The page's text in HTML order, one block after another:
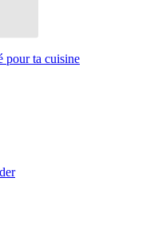
pour ta cuisine